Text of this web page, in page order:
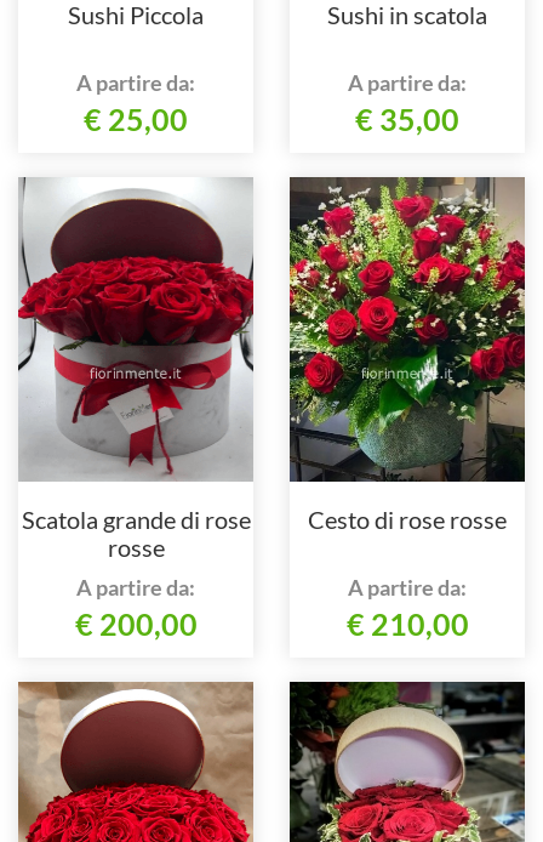
Sushi Piccola
A partire da:
€ 25,00
Sushi in scatola
A partire da:
€ 35,00
Scatola grande di rose
rosse
A partire da:
€ 200,00
Cesto di rose rosse
A partire da:
€ 210,00